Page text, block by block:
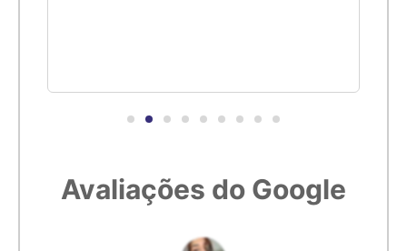
Avaliações do Google